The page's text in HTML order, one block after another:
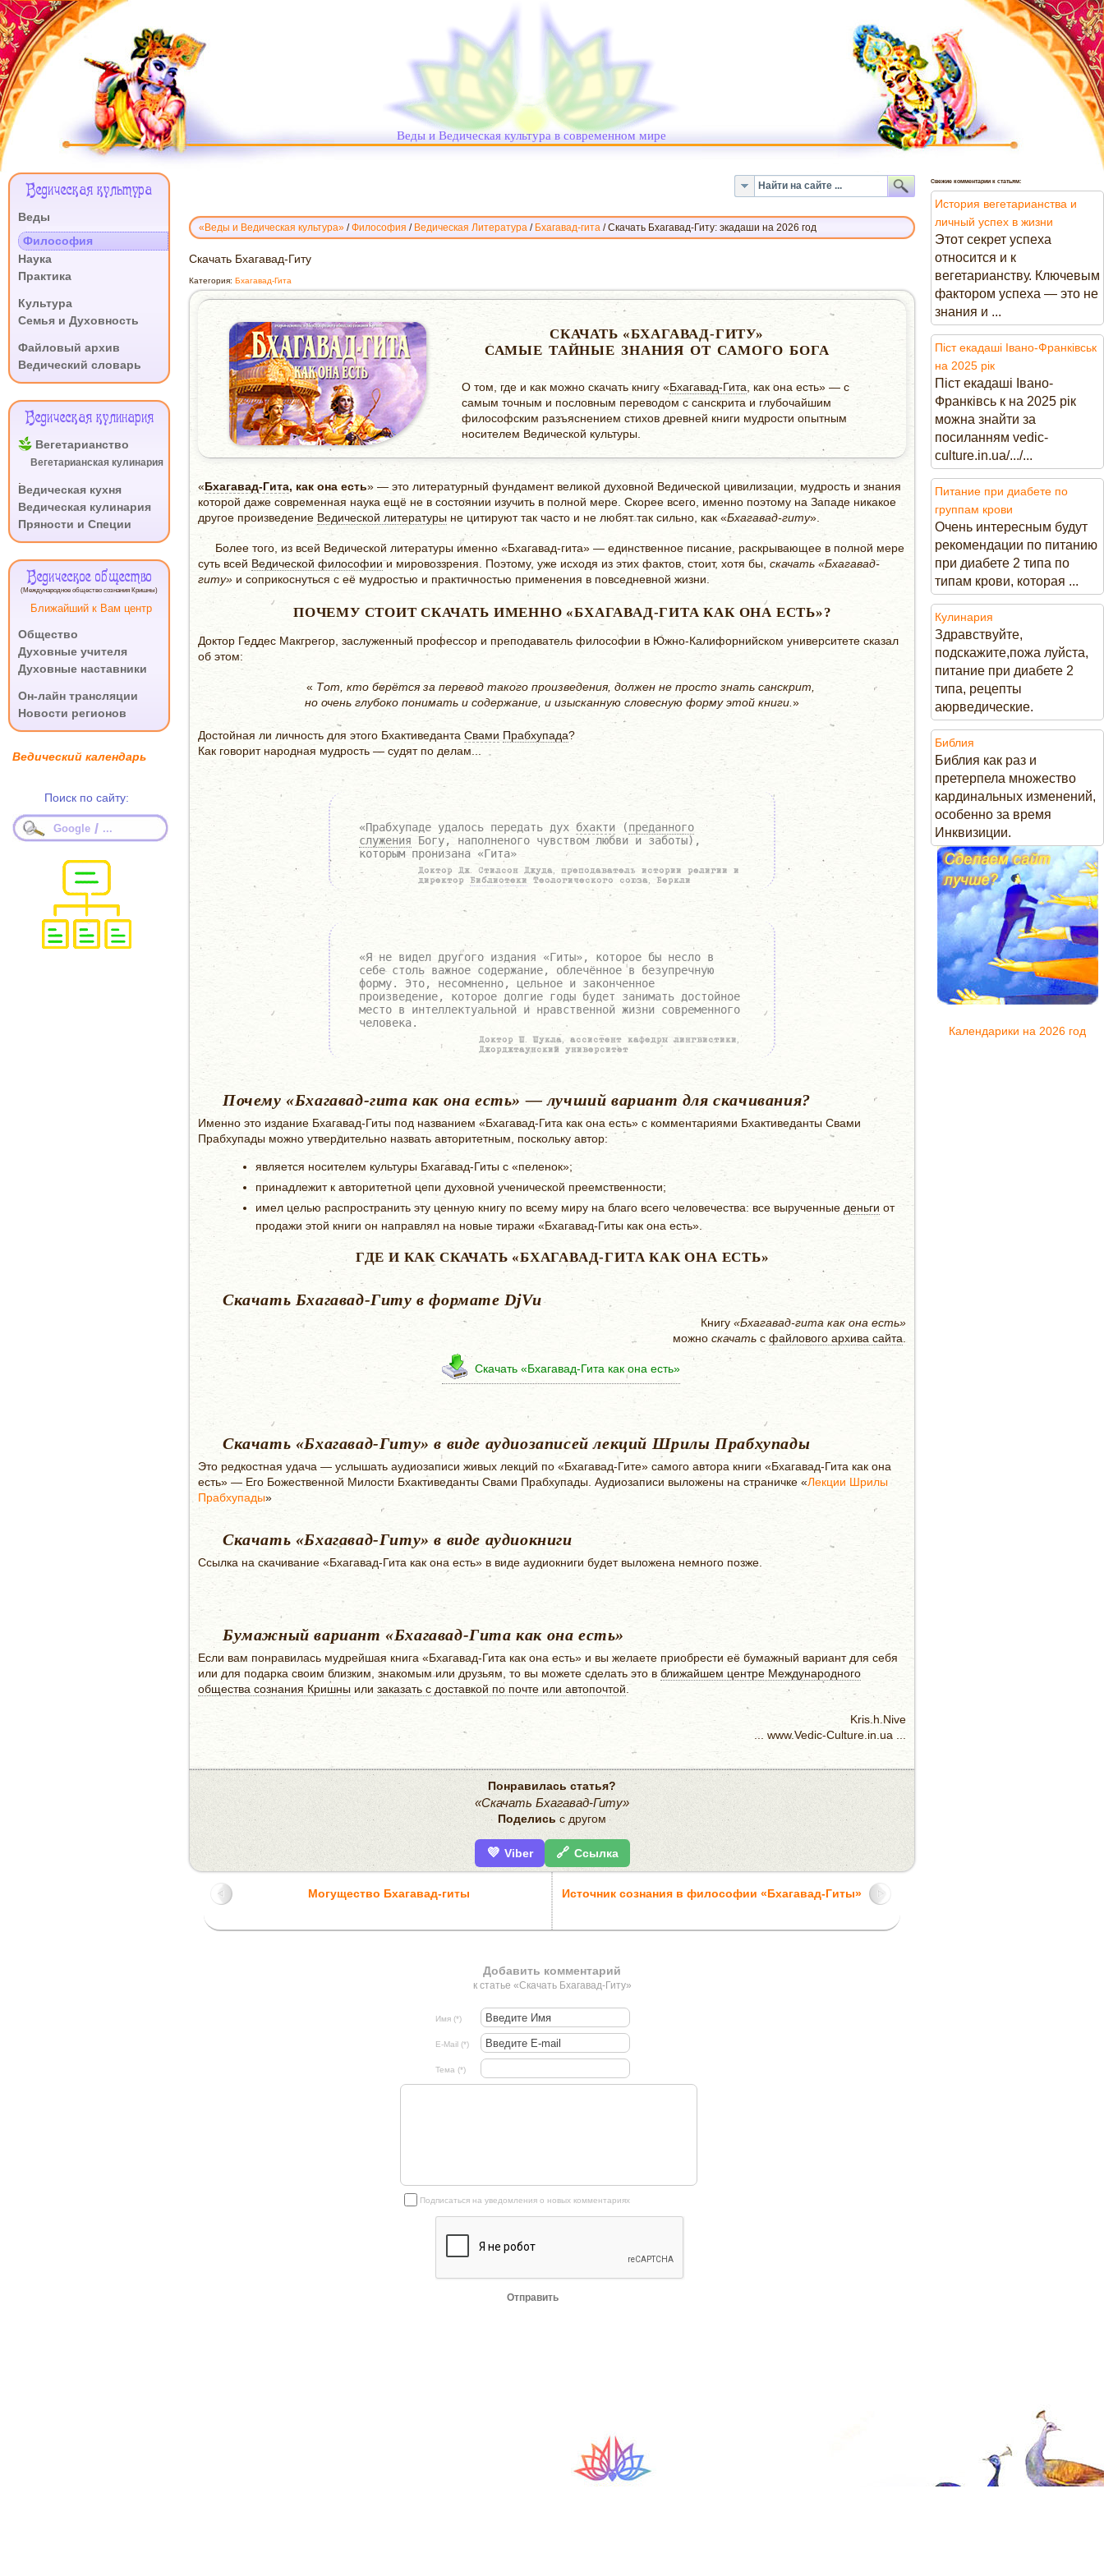
Веды и Ведическая культура в современном мире
«Веды и Ведическая культура» /Философия / Ведическая Литература / Бхагавад-гита /Скачать Бхагавад-Гиту: экадаши на 2026 год
СКАЧАТЬ
БХАГАВАД-
ГИТУ
Скачать Бхагавад-Гиту
Категория: Бхагавад-Гита
СКАЧАТЬ «БХАГАВАД-ГИТУ»
САМЫЕ ТАЙНЫЕ ЗНАНИЯ ОТ САМОГО БОГА
О том, где и как можно скачать книгу «Бхагавад-Гита , как она есть» — с
самым точным и пословным переводом с санскрита и глубочайшим
философским разъяснением стихов древней книги мудрости опытным
носителем Ведической культуры.
«Бхагавад-Гита, как она есть» — это литературный фундамент великой духовной Ведической цивилизации, мудрость и знания
которой даже современная наука ещё не в состоянии изучить в полной мере. Скорее всего, именно поэтому на Западе никакое
другое произведение Ведической литературы не цитируют так часто и не любят так сильно, как «Бхагавад-гиту».
Более того, из всей Ведической литературы именно «Бхагавад-гита» — единственное писание, раскрывающее в полной мере
суть всей Ведической философиии мировоззрения. Поэтому, уже исходя из этих фактов, стоит, хотя бы, скачать «Бхагавад-
гиту» и соприкоснуться с её мудростью и практичностью применения в повседневной жизни.
ПОЧЕМУ СТОИТ СКАЧАТЬ ИМЕННО «БХАГАВАД-ГИТА КАК ОНА ЕСТЬ»?
Доктор Геддес Макгрегор, заслуженный профессор и преподаватель философии в Южно-Калифорнийском университете сказал
об этом:
« Тот, кто берётся за перевод такого произведения, должен не просто знать санскрит,
но очень глубоко понимать и содержание, и изысканную словесную форму этой книги. »
Достойная ли личность для этого Бхактиведанта Свами Прабхупада?
Как говорит народная мудрость — судят по делам...
«Прабхупаде удалось передать дух бхакти (преданного
служения Богу, наполненого чувством любви и заботы),
которым пронизана «Гита»
Доктор Дж. Стилсон Джуда, преподаватель истории религии и
директор Библиотеки Теологического союза, Беркли
«Я не видел другого издания «Гиты», которое бы несло в
себе столь важное содержание, облечённое в безупречную
форму. Это, несомненно, цельное и законченное
произведение, которое долгие годы будет занимать достойное
место в интеллектуальной и нравственной жизни современного
человека.
Доктор Ш. Шукла, ассистент кафедры лингвистики,
Джорджтаунский университет
Почему «Бхагавад-гита как она есть» — лучший вариант для скачивания?
Именно это издание Бхагавад-Гиты под названием «Бхагавад-Гита как она есть» с комментариями Бхактиведанты Свами
Прабхупады можно утвердительно назвать авторитетным, поскольку автор:
является носителем культуры Бхагавад-Гиты с «пеленок»;
принадлежит к авторитетной цепи духовной ученической преемственности;
имел целью распространить эту ценную книгу по всему миру на благо всего человечества: все вырученные деньги от
продажи этой книги он направлял на новые тиражи «Бхагавад-Гиты как она есть».
ГДЕ И КАК СКАЧАТЬ «БХАГАВАД-ГИТА КАК ОНА ЕСТЬ»
Скачать Бхагавад-Гиту в формате DjVu
Книгу «Бхагавад-гита как она есть»
можно скачать с файлового архива сайта
Скачать «Бхагавад-Гита как она есть»
Скачать «Бхагавад-Гиту» в виде аудиозаписей лекций Шрилы Прабхупады
Это редкостная удача — услышать аудиозаписи живых лекций по «Бхагавад-Гите» самого автора книги «Бхагавад-Гита как она
есть» — Его Божественной Милости Бхактиведанты Свами Прабхупады. Аудиозаписи выложены на страничке «Лекции Шрилы
Прабхупады»
Скачать «Бхагавад-Гиту» в виде аудиокниги
Ссылка на скачивание «Бхагавад-Гита как она есть» в виде аудиокниги будет выложена немного позже.
Бумажный вариант «Бхагавад-Гита как она есть»
Если вам понравилась мудрейшая книга «Бхагавад-Гита как она есть» и вы желаете приобрести её бумажный вариант для себя
или для подарка своим близким, знакомым или друзьям, то вы можете сделать это в ближайшем центре Международного
общества сознания Кришны или заказать с доставкой по почте или автопочтой
Kris.h.Nive
... www.Vedic-Culture.in.ua ...
Понравилась статья?
«Скачать Бхагавад-Гиту»
Поделись с другом
💜 Viber 🔗 Ссылка
Могущество Бхагавад-гиты Источник сознания в философии «Бхагавад-Гиты»
Добавить комментарий
к статье «Скачать Бхагавад-Гиту»
Имя (*)
E-Mail (*)
Тема (*)
Подписаться на уведомления о новых комментариях
Отправить
Меню
Ведическая культура
Веды
.
Философия
Наука
Практика
Культура
Семья и Духовность
Файловый архив
Ведический словарь
Ведическая кулинария
Вегетарианство
Вегетарианская кулинария
Ведическая кухня
Ведическая кулинария
Пряности и Специи
Ведическое общество
(Международное общество сознания Кришны)
Ближайший к Вам центр
Общество
Духовные учителя
Духовные наставники
Он-лайн трансляции
Новости регионов
Ведический календарь
Поиск по сайту:
Google / ...
Свежие комментарии к статьям:
История вегетарианства и
личный успех в жизни
Этот секрет успеха
относится и к
вегетарианству. Ключевым
фактором успеха — это не
знания и ...
Піст екадаші Івано-Франківськ
на 2025 рік
Піст екадаші Івано-
Франківсь к на 2025 рік
можна знайти за
посиланням vedic-
culture.in.ua/.../...
Питание при диабете по
группам крови
Очень интересным будут
рекомендации по питанию
при диабете 2 типа по
типам крови, которая ...
Кулинария
Здравствуйте,
подскажите,пожа луйста,
питание при диабете 2
типа, рецепты
аюрведические.
Библия
Библия как раз и
претерпела множество
кардинальных изменений,
особенно за время
Инквизиции.
Календарики на 2026 год